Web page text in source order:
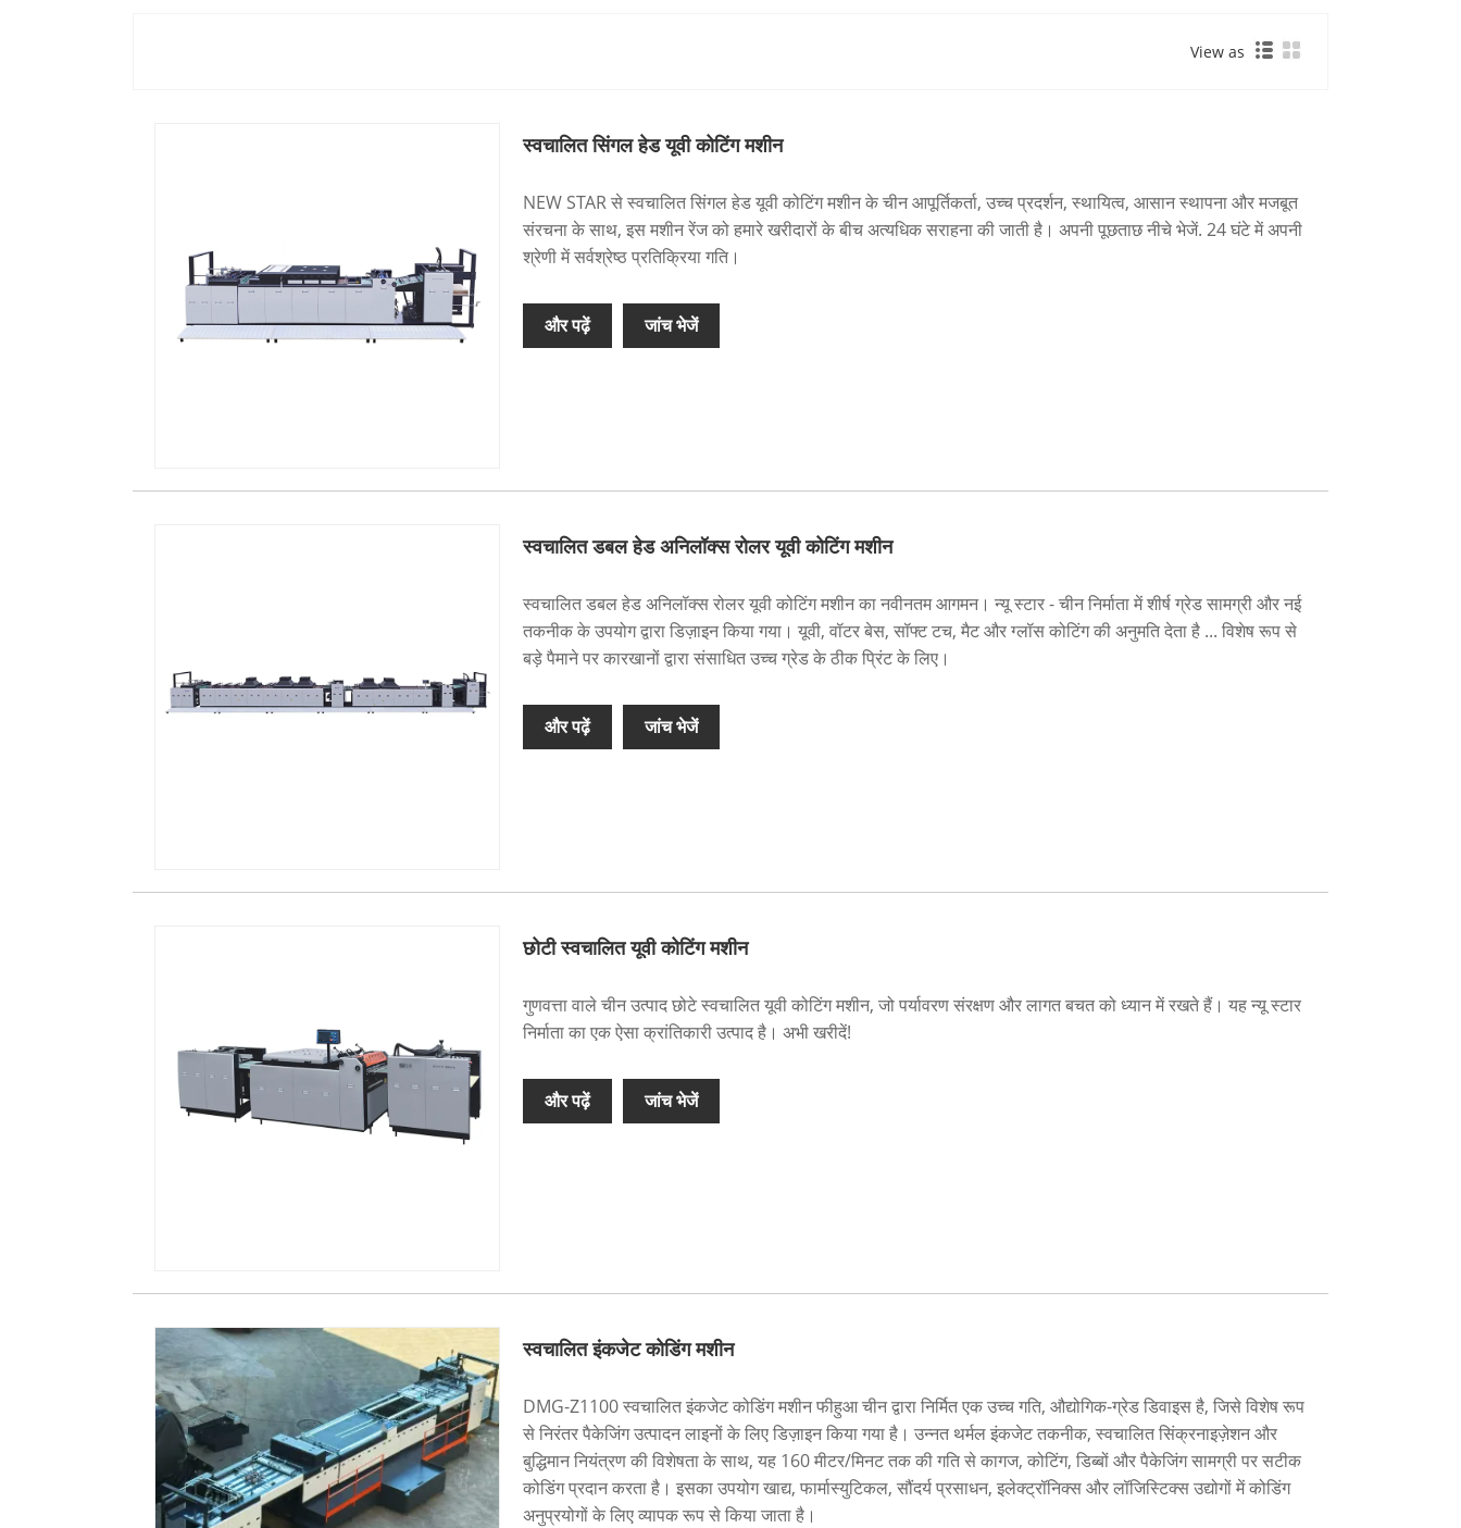
View as
स्वचालित सिंगल हेड यूवी कोटिंग मशीन
NEW STAR से स्वचालित सिंगल हेड यूवी कोटिंग मशीन के चीन आपूर्तिकर्ता, उच्च प्रदर्शन, स्थायित्व, आसान स्थापना और मजबूत
संरचना के साथ, इस मशीन रेंज को हमारे खरीदारों के बीच अत्यधिक सराहना की जाती है। अपनी पूछताछ नीचे भेजें. 24 घंटे में अपनी
श्रेणी में सर्वश्रेष्ठ प्रतिक्रिया गति।
और पढ़ें जांच भेजें
स्वचालित डबल हेड अनिलॉक्स रोलर यूवी कोटिंग मशीन
स्वचालित डबल हेड अनिलॉक्स रोलर यूवी कोटिंग मशीन का नवीनतम आगमन। न्यू स्टार - चीन निर्माता में शीर्ष ग्रेड सामग्री और नई
तकनीक के उपयोग द्वारा डिज़ाइन किया गया। यूवी, वॉटर बेस, सॉफ्ट टच, मैट और ग्लॉस कोटिंग की अनुमति देता है ... विशेष रूप से
बड़े पैमाने पर कारखानों द्वारा संसाधित उच्च ग्रेड के ठीक प्रिंट के लिए।
और पढ़ें जांच भेजें
छोटी स्वचालित यूवी कोटिंग मशीन
गुणवत्ता वाले चीन उत्पाद छोटे स्वचालित यूवी कोटिंग मशीन, जो पर्यावरण संरक्षण और लागत बचत को ध्यान में रखते हैं। यह न्यू स्टार
निर्माता का एक ऐसा क्रांतिकारी उत्पाद है। अभी खरीदें!
और पढ़ें जांच भेजें
स्वचालित इंकजेट कोडिंग मशीन
DMG-Z1100 स्वचालित इंकजेट कोडिंग मशीन फीहुआ चीन द्वारा निर्मित एक उच्च गति, औद्योगिक-ग्रेड डिवाइस है, जिसे विशेष रूप
से निरंतर पैकेजिंग उत्पादन लाइनों के लिए डिज़ाइन किया गया है। उन्नत थर्मल इंकजेट तकनीक, स्वचालित सिंक्रनाइज़ेशन और
बुद्धिमान नियंत्रण की विशेषता के साथ, यह 160 मीटर/मिनट तक की गति से कागज, कोटिंग, डिब्बों और पैकेजिंग सामग्री पर सटीक
कोडिंग प्रदान करता है। इसका उपयोग खाद्य, फार्मास्युटिकल, सौंदर्य प्रसाधन, इलेक्ट्रॉनिक्स और लॉजिस्टिक्स उद्योगों में कोडिंग
अनुप्रयोगों के लिए व्यापक रूप से किया जाता है।